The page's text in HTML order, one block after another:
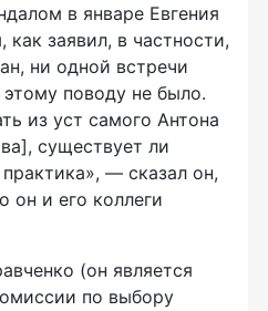
в январе Евгения
заявил, в частности,
ни одной встречи
поводу не было.
из уст самого Антона
существует ли
— сказал он,
он и его коллеги
(он является
по выбору